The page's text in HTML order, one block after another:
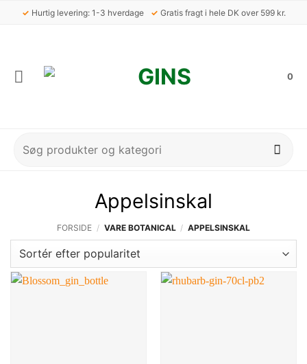
Fortsæt
✓ Hurtig levering: 1-3 hverdage ✓ Gratis fragt i hele DK over 599 kr.
0
efter:
Appelsinskal
FORSIDE / VARE BOTANICAL / APPELSINSKAL